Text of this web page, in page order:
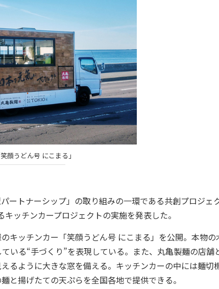
顔うどん号 にこまる」
ートナーシップ」の取り組みの一環である共創プロジェ
ッチンカープロジェクトの実施を発表した。
キッチンカー「笑顔うどん号 にこまる」を公開。本物の
いる“手づくり”を表現している。また、丸亀製麺の店舗
るように大きな窓を備える。キッチンカーの中には麺切
と揚げたての天ぷらを全国各地で提供できる。